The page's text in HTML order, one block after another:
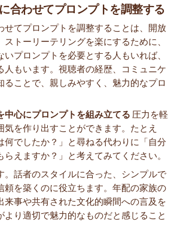
合わせてプロンプトを調整する
せてプロンプトを調整することは、開放
トーリーテリングを楽にするために、
プロンプトを必要とする人もいれば、
人もいます。視聴者の経歴、コミュニケ
ことで、親しみやすく、魅力的なプロ
心にプロンプトを組み立てる 圧力を軽
を作り出すことができます。たとえ
何でしたか？」と尋ねる代わりに「自分
えますか？」と考えてみてください。
。話者のスタイルに合った、シンプルで
頼を築くのに役立ちます。年配の家族の
事や共有された文化的瞬間への言及を
り適切で魅力的なものだと感じること